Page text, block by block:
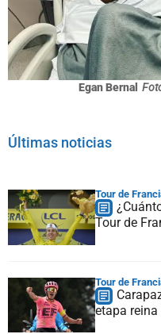
Egan Bernal
Últimas noticias
Tour de
Tour de
Tour de
etapa reina